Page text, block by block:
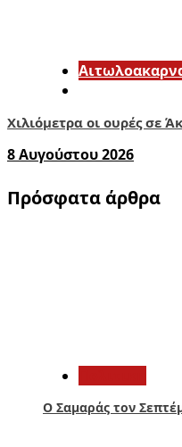
Χιλιόμετρα οι ουρές σε
8 Αυγούστου 2026
Πρόσφατα άρθρα
Ο Σαμαράς τον